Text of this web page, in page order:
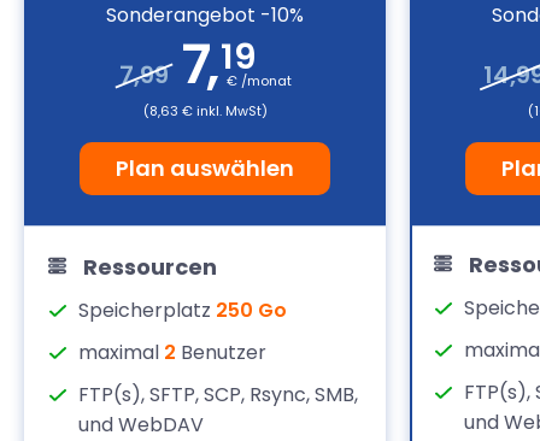
Sonderangebot -10%
7,99 7,19
€ /monat
(8,63 € inkl. MwSt)
Plan auswählen
Ressourcen
Speicherplatz 250 Go
maximal 2 Benutzer
FTP(s), SFTP, SCP, Rsync, SMB,
und WebDAV
FTP(s),
und